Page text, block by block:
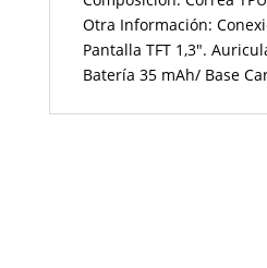
Otra Información:
Pantalla TFT 1,3".
Batería 35 mAh/ Base